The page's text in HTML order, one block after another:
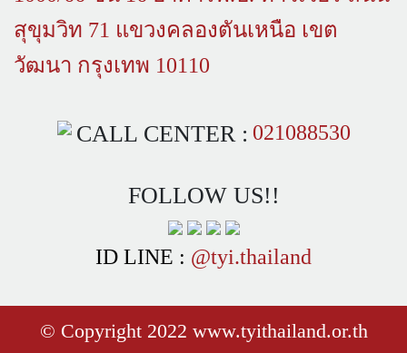
สุขุมวิท 71 แขวงคลองตันเหนือ เขต
วัฒนา กรุงเทพ 10110
CALL CENTER : 021088530
FOLLOW US!!
ID LINE : @tyi.thailand
© Copyright 2022 www.tyithailand.or.th